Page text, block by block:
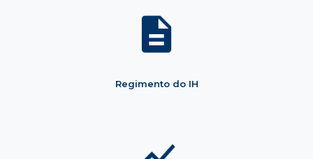
Regimento do IH